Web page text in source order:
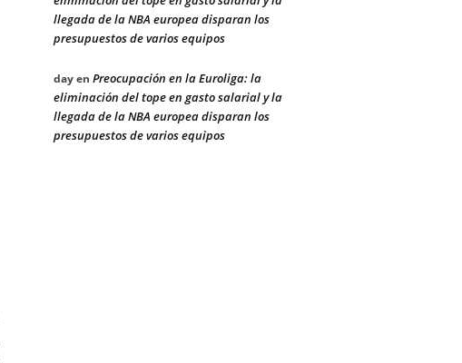
llegada de la NBA europea disparan los
presupuestos de varios equipos
dayen Preocupación en la Euroliga: la
eliminación del tope en gasto salarial y la
llegada de la NBA europea disparan los
presupuestos de varios equipos